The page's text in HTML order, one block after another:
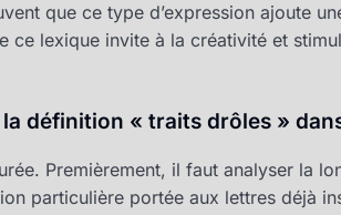
que ce type d’expression ajoute
ce lexique invite à la créativité et
définition « traits drôles »
Premièrement, il faut analyser la
particulière portée aux lettres déjà